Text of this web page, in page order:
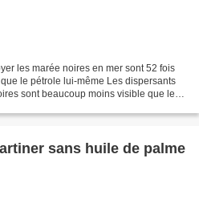
les marée noires en mer sont 52 fois
le pétrole lui-même Les dispersants
sont beaucoup moins visible que le
sans huile de palme